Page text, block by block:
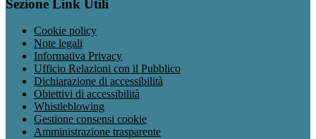
Sezione Link Utili
Cookie policy
Note legali
Informativa Privacy
Ufficio Relazioni con il Pubblico
Dichiarazione di accessibilità
Obiettivi di accessibilità
Whistleblowing
Gestione consensi cookie
Amministrazione trasparente